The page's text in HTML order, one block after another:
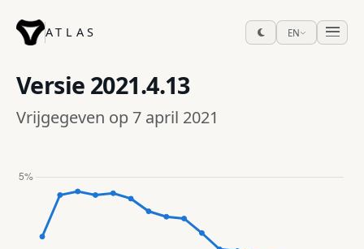
ATLAS EN
Versie 2021.4.13
Vrijgegeven op 7 april 2021